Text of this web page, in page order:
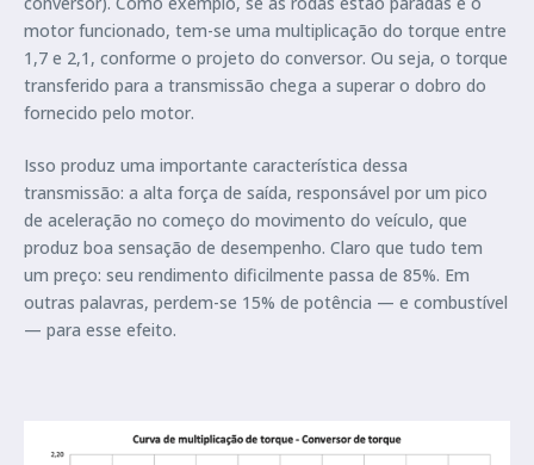
motor funcionado, tem-se uma multiplicação do torque entre
1,7 e 2,1, conforme o projeto do conversor. Ou seja, o torque
transferido para a transmissão chega a superar o dobro do
fornecido pelo motor.
Isso produz uma importante característica dessa
transmissão: a alta força de saída, responsável por um pico
de aceleração no começo do movimento do veículo, que
produz boa sensação de desempenho. Claro que tudo tem
um preço: seu rendimento dificilmente passa de 85%. Em
outras palavras, perdem-se 15% de potência — e combustível
— para esse efeito.